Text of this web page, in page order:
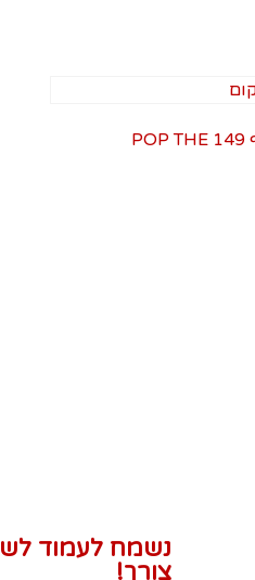
פופ המכשף 149 POP THE
נשמח לעמוד
צורך!